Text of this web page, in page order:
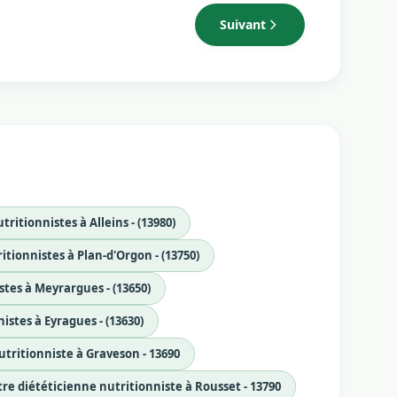
Suivant
à Alleins - (13980)
à Plan-d'Orgon - (13750)
à Meyrargues - (13650)
à Eyragues - (13630)
à Graveson - 13690
diététicienne nutritionniste à Rousset - 13790